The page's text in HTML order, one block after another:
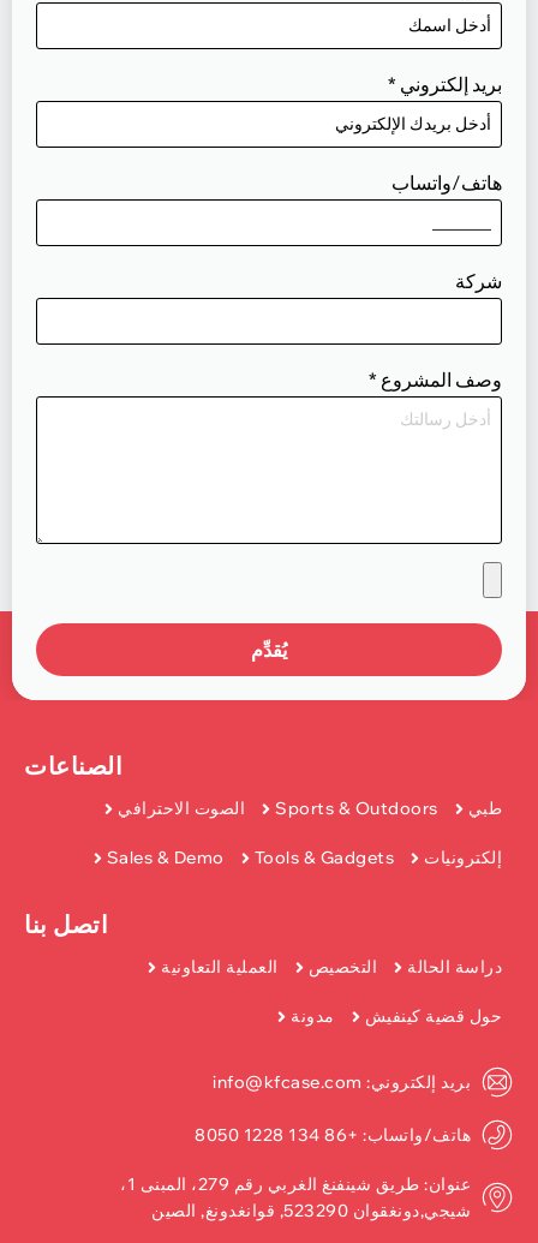
بريد إلكتروني *
هاتف/واتساب
شركة
وصف المشروع *
يُقدِّم
الصناعات
طبي Sports & Outdoors الصوت الاحترافي
إلكترونيات Tools & Gadgets
Sales & Demo
اتصل بنا
دراسة الحالة التخصيص العملية التعاونية
حول قضية كينفيش مدونة
بريد إلكتروني: info@kfcase.com
هاتف/واتساب: +86 134 1228 8050
عنوان: طريق شينفنغ الغربي رقم 279، المبنى 1،
شيجي,دونغقوان 523290, قوانغدونغ, الصين